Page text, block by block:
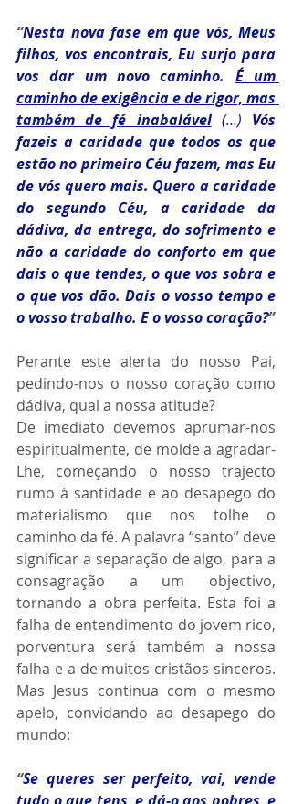
“Nesta nova fase em que vós, Meus
filhos, vos encontrais, Eu surjo para
vos dar um novo caminho. É um
caminho de exigência e de rigor, mas
também de fé inabalável (…) Vós
fazeis a caridade que todos os que
estão no primeiro Céu fazem, mas Eu
de vós quero mais. Quero a caridade
do segundo Céu, a caridade da
dádiva, da entrega, do sofrimento e
não a caridade do conforto em que
dais o que tendes, o que vos sobra e
o que vos dão. Dais o vosso tempo e
o vosso trabalho. E o vosso coração?”
Perante este alerta do nosso Pai,
pedindo-nos o nosso coração como
dádiva, qual a nossa atitude?
De imediato devemos aprumar-nos
espiritualmente, de molde a agradar-
Lhe, começando o nosso trajecto
rumo à santidade e ao desapego do
materialismo que nos tolhe o
caminho da fé. A palavra “santo” deve
significar a separação de algo, para a
consagração a um objectivo,
tornando a obra perfeita. Esta foi a
falha de entendimento do jovem rico,
porventura será também a nossa
falha e a de muitos cristãos sinceros.
Mas Jesus continua com o mesmo
apelo, convidando ao desapego do
mundo:
“Se queres ser perfeito, vai, vende